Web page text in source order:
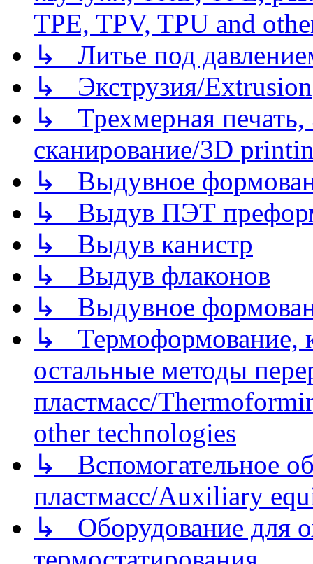
TPE, TPV, TPU and
↳ Литье под
↳ Экструзия/Extrusion
↳ Трехмерная
сканирование/3D
↳ Выдувное
↳ Выдув ПЭТ
↳ Выдув канистр
↳ Выдув флаконов
↳ Выдувное
↳ Термоформование,
остальные методы
пластмасс/
other technologies
↳ Вспомогательное
пластмасс/Auxiliary
↳ Оборудование для